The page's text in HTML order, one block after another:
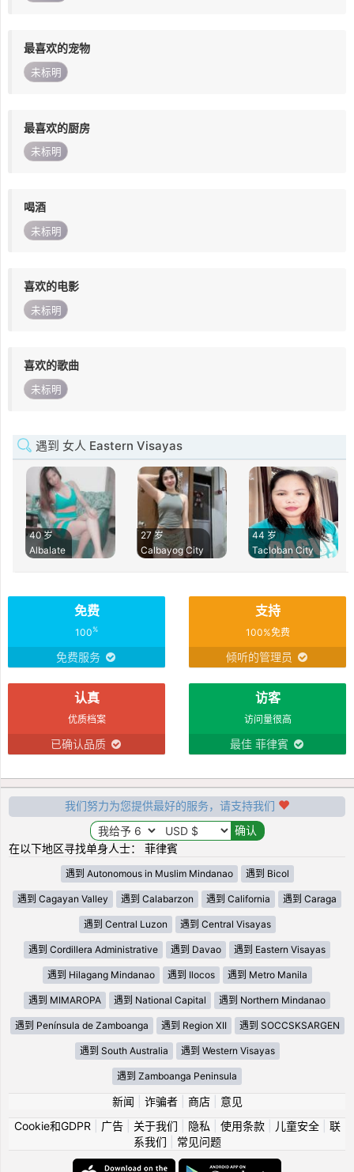
最喜欢的宠物
未标明
最喜欢的厨房
未标明
喝酒
未标明
喜欢的电影
未标明
喜欢的歌曲
未标明
遇到 女人 Eastern Visayas
40 岁
Albalate
27 岁
Calbayog City
44 岁
Tacloban City
免费
100%
免费服务
支持
100%免费
倾听的管理员
认真
优质档案
已确认品质
访客
访问量很高
最佳 菲律賓
我们努力为您提供最好的服务，请支持我们
在以下地区寻找单身人士： 菲律賓
遇到 Autonomous in Muslim Mindanao 遇到 Bicol
遇到 Cagayan Valley 遇到 Calabarzon 遇到 California 遇到 Caraga
遇到 Central Luzon 遇到 Central Visayas
遇到 Cordillera Administrative 遇到 Davao 遇到 Eastern Visayas
遇到 Hilagang Mindanao 遇到 Ilocos 遇到 Metro Manila
遇到 MIMAROPA 遇到 National Capital 遇到 Northern Mindanao
遇到 Península de Zamboanga 遇到 Region XII 遇到 SOCCSKSARGEN
遇到 South Australia 遇到 Western Visayas
遇到 Zamboanga Peninsula
新闻 诈骗者| 商店| 意见
Cookie和GDPR
广告| 关于我们 隐私 使用条款| 儿童安全| 联
系我们
常见问题